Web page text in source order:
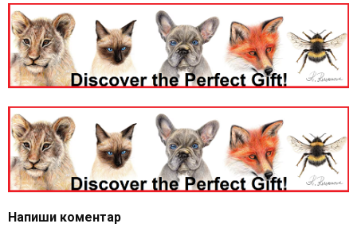
Напиши коментар